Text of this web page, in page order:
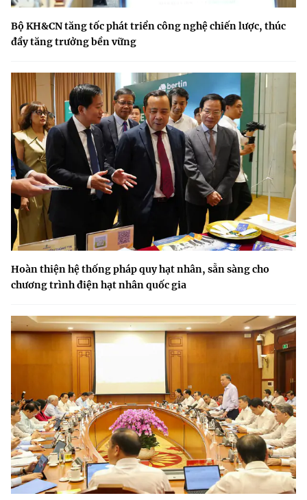
Bộ KH&CN tăng tốc phát triển công nghệ chiến lược, thúc
đẩy tăng trưởng bền vững
Hoàn thiện hệ thống pháp quy hạt nhân, sẵn sàng cho
chương trình điện hạt nhân quốc gia